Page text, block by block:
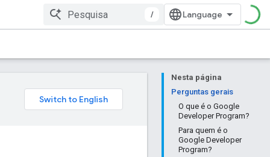
/
Nesta página
Perguntas gerais
O que é o Google
Developer Program?
Para quem é o
Google Developer
Program?